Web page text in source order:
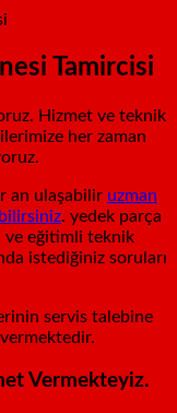
Tamircisi
Hizmet ve teknik
her zaman
an ulaşabilir uzman
. yedek parça
ve eğitimli teknik
istediğiniz soruları
servis talebine
vermektedir.
Vermekteyiz.